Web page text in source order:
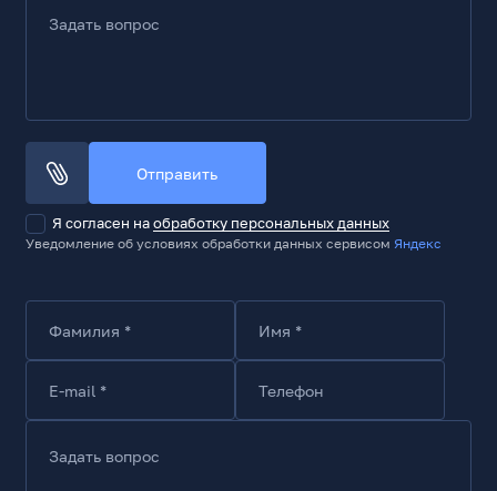
Диаметр излучателей, мм
Акустический тип
закрытые
Шумоподавление
Характеристики микрофона
Расположение микрофона
Задать вопрос
Отправить
Я согласен наобработку персональных данных
Уведомление об условиях обработки данных сервисомЯндекс
Фамилия * Имя *
E-mail * Телефон
Задать вопрос